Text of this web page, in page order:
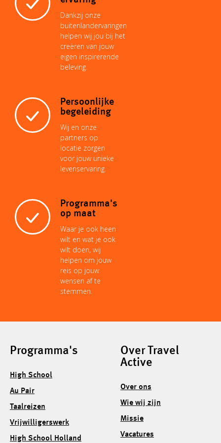
p
p
Dankzij onze
buitenlandervaringen
helpen wij jou bij het
creëren van jouw
eigen inspirerende
beleving.
Persoonlijke
begeleiding
Wij en onze
partners op
locatie zorgen
voor jouw unieke
levenservaring.
Programma's
op maat
Waar je ook heen
wilt en wat je ook
wilt doen, wij
helpen om jouw
reis op jouw
wensen af te
stemmen.
Programma's
High School
Au Pair
Taalreizen
Vrijwilligerswerk
High School Holland
Over Travel
Active
Over ons
Wie wij zijn
Missie
Vacatures